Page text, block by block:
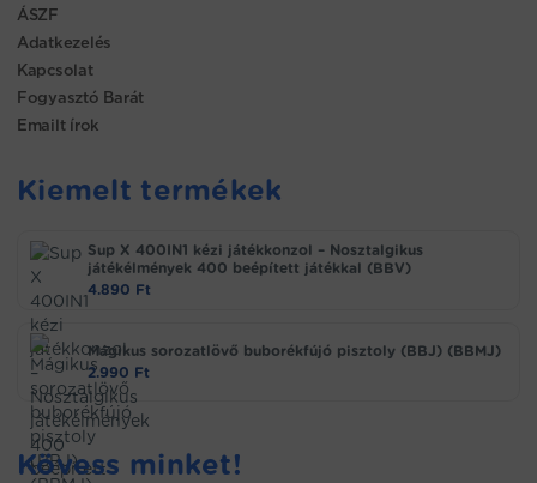
ÁSZF
Adatkezelés
Kapcsolat
Fogyasztó Barát
Emailt írok
Kiemelt termékek
Sup X 400IN1 kézi játékkonzol – Nosztalgikus
játékélmények 400 beépített játékkal (BBV)
4.890 Ft
Mágikus sorozatlövő buborékfújó pisztoly (BBJ) (BBMJ)
2.990 Ft
Kövess minket!